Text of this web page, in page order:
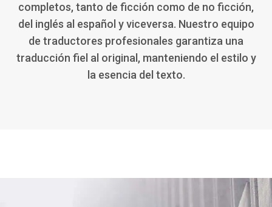
completos, tanto de ficción como de no ficción,
del inglés al español y viceversa. Nuestro equipo
de traductores profesionales garantiza una
traducción fiel al original, manteniendo el estilo y
la esencia del texto.